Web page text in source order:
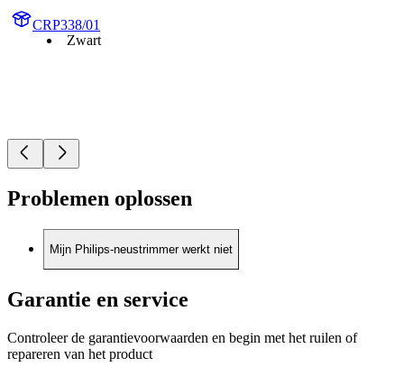
CRP338/01
Zwart
Problemen oplossen
Mijn Philips-neustrimmer werkt niet
Garantie en service
Controleer de garantievoorwaarden en begin met het ruilen of
repareren van het product